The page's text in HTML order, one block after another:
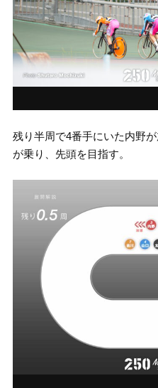
残り半周で4番手にいた内野
が乗り、先頭を目指す。